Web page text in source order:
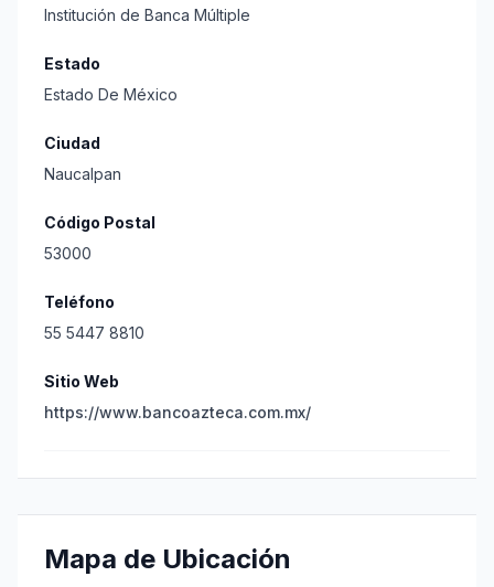
Institución de Banca Múltiple
Estado
Estado De México
Ciudad
Naucalpan
Código Postal
53000
Teléfono
55 5447 8810
Sitio Web
https://www.bancoazteca.com.mx/
Mapa de Ubicación